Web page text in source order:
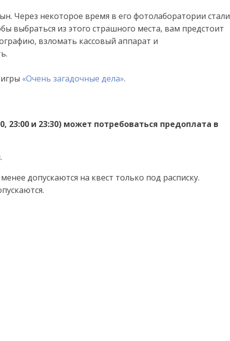
Через некоторое время в его фотолаборатории стали
выбраться из этого страшного места, вам предстоит
взломать кассовый аппарат и
«Очень загадочные дела».
23:00 и 23:30) может потребоваться предоплата в
допускаются на квест только под расписку.